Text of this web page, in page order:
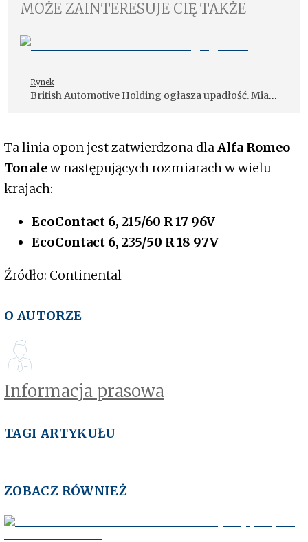
MOŻE ZAINTERESUJE CIĘ TAKŻE
Rynek
British Automotive Holding ogłasza upadłość. Miał
Ta linia opon jest zatwierdzona dlaAlfa Romeo
Tonalew następujących rozmiarach w wielu
krajach:
EcoContact 6, 215/60 R 17 96V
EcoContact 6, 235/50 R 18 97V
Źródło: Continental
O AUTORZE
Informacja prasowa
TAGI ARTYKUŁU
ZOBACZ RÓWNIEŻ